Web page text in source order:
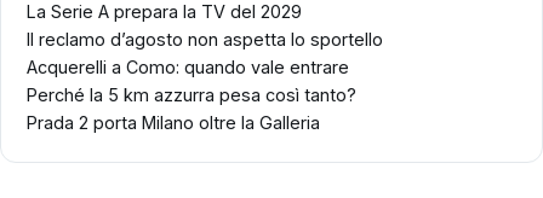
La Serie A prepara la TV del 2029
Il reclamo d’agosto non aspetta lo sportello
Acquerelli a Como: quando vale entrare
Perché la 5 km azzurra pesa così tanto?
Prada 2 porta Milano oltre la Galleria